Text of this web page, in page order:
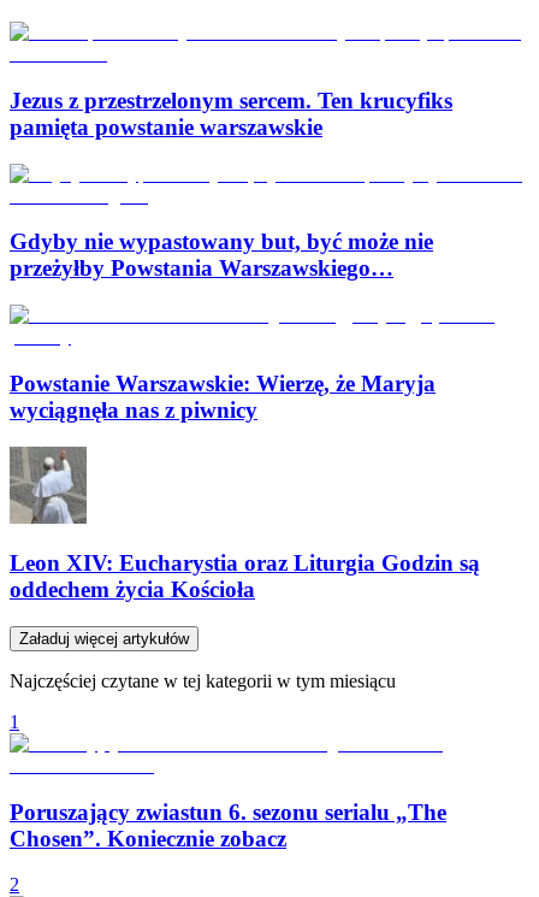
Jezus z przestrzelonym sercem. Ten krucyfiks
pamięta powstanie warszawskie
Gdyby nie wypastowany but, być może nie
przeżyłby Powstania Warszawskiego…
Powstanie Warszawskie: Wierzę, że Maryja
wyciągnęła nas z piwnicy
Leon XIV: Eucharystia oraz Liturgia Godzin są
oddechem życia Kościoła
Załaduj więcej artykułów
Najczęściej czytane w tej kategorii w tym miesiącu
1
Poruszający zwiastun 6. sezonu serialu „The
Chosen”. Koniecznie zobacz
2